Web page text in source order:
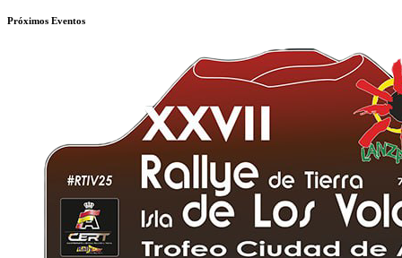
Próximos Eventos